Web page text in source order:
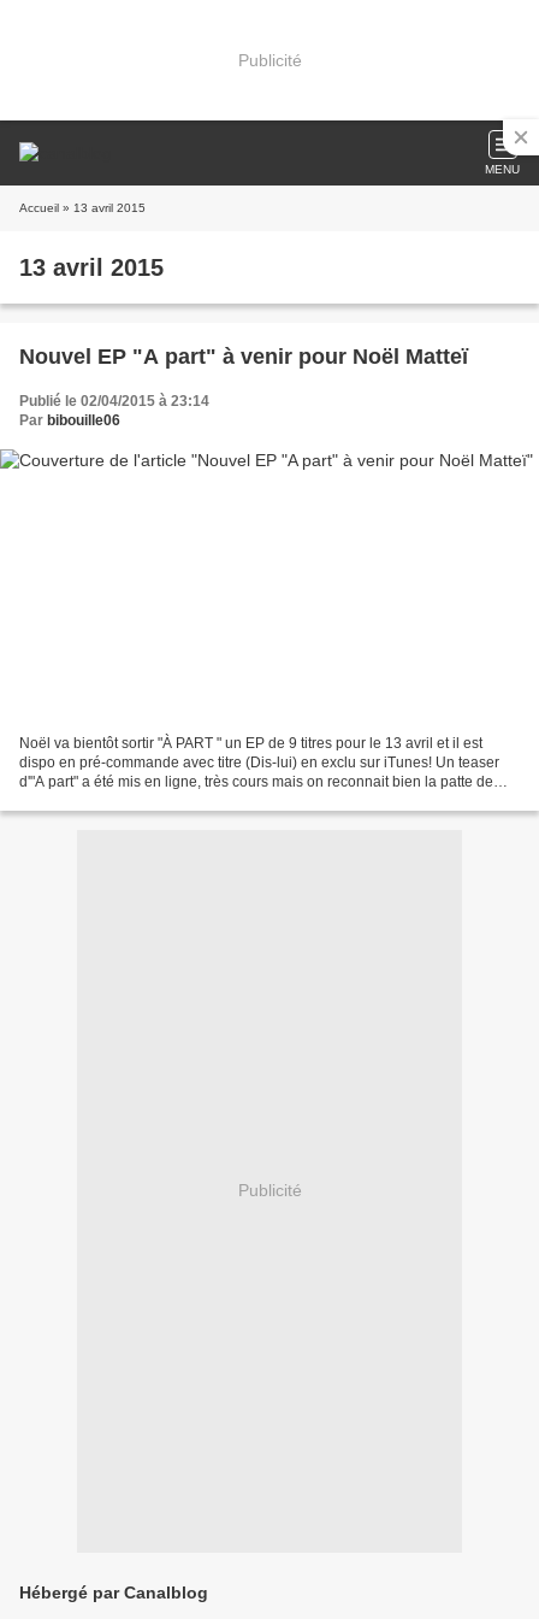
Publicité
MENU
Accueil » 13 avril 2015
13 avril 2015
Nouvel EP "A part" à venir pour Noël Matteï
Publié le 02/04/2015 à 23:14
Par bibouille06
Noël va bientôt sortir "À PART " un EP de 9 titres pour le 13 avril et il est
dispo en pré-commande avec titre (Dis-lui) en exclu sur iTunes! Un teaser
d'"A part" a été mis en ligne, très cours mais on reconnait bien la patte de
Publicité
Hébergé par Canalblog